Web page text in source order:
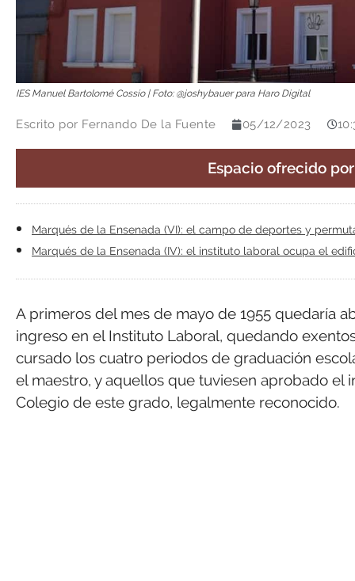
IES Manuel Bartolomé Cossío | Foto: @joshybauer para Haro Digital
Escrito por Fernando De la Fuente 05/12/2023
Espacio ofrecido
Marqués de la Ensenada (VI): el campo de deportes y
Marqués de la Ensenada (IV): el instituto laboral ocupa el
A primeros del mes de mayo de 1955 quedaría
ingreso en el Instituto Laboral, quedando
cursado los cuatro periodos de graduación
el maestro, y aquellos que tuviesen aprobado el
Colegio de este grado, legalmente reconocido.